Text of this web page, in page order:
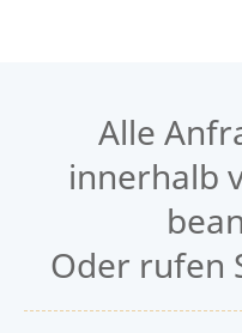
Alle
innerhalb
Oder rufen